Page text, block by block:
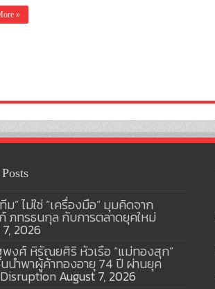
»
ม” ไม่ใช่ “เครื่องมือ” มุมคิดจาก
ภทรธนกุล กับการตลาดยุคใหม่
2026
ศ์ หิรัณยศิริ หัวเรือ “แม่ทองสุก”
นำพาผู้ค้าทองอายุ 74 ปี ผ่านยุค
August 7, 2026